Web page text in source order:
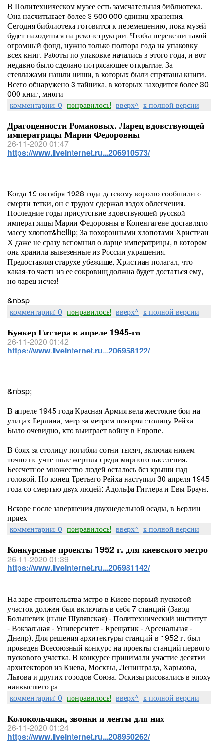
В Политехническом музее есть замечательная библиотека.
Она насчитывает более 3 500 000 единиц хранения.
Сегодня библиотека готовится к перемещению, пока музей
будет находиться на реконструкции. Чтобы перевезти такой
огромный фонд, нужно только полтора года на упаковку
всех книг. Работы по упаковке начались в этого года, и вот
недавно было сделано потрясающее открытие. За
стеллажами нашли ниши, в которых были спрятаны книги.
Всего обнаружено 3 тайника, в которых находится более 30
000 книг, многи
комментарии: 0 понравилось! вверх^ к полной версии
Драгоценности Романовых. Ларец вдовствующей
императрицы Марии Федоровны
26-11-2020 01:47
https://www.liveinternet.ru...206910573/
Когда 19 октября 1928 года датскому королю сообщили о
смерти тетки, он с трудом сдержал вздох облегчения.
Последние годы присутствие вдовствующей русской
императрицы Марии Федоровны в Копенгагене доставляло
массу хлопот&hellip; За похоронными хлопотами Христиан
Х даже не сразу вспомнил о ларце императрицы, в котором
она хранила вывезенные из России украшения.
Предоставляя старухе убежище, Христиан полагал, что
какая-то часть из ее сокровищ должна будет достаться ему,
но ларец исчез!
&nbsp
комментарии: 0 понравилось! вверх^ к полной версии
Бункер Гитлера в апреле 1945-го
26-11-2020 01:42
https://www.liveinternet.ru...206958122/
&nbsp;
В апреле 1945 года Красная Армия вела жестокие бои на
улицах Берлина, метр за метром покоряя столицу Рейха.
Было очевидно, кто выиграет войну в Европе.
В боях за столицу погибли сотни тысяч, включая никем
точно не учтенные жертвы среди мирного населения.
Бессчетное множество людей осталось без крыши над
головой. Но конец Третьего Рейха наступил 30 апреля 1945
года со смертью двух людей: Адольфа Гитлера и Евы Браун.
Вскоре после завершения двухнедельной осады, в Берлин
приех
комментарии: 0 понравилось! вверх^ к полной версии
Конкурсные проекты 1952 г. для киевского метро
26-11-2020 01:39
https://www.liveinternet.ru...206981142/
На заре строительства метро в Киеве первый пусковой
участок должен был включать в себя 7 станций (Завод
Большевик (ныне Шулявская) - Политехнический институт
- Вокзальная - Университет - Крещатик - Арсенальная -
Днепр). Для решения архитектуры станций в 1952 г. был
проведен Всесоюзный конкурс на проекты станций первого
пускового участка. В конкурсе принимали участие десятки
архитекторов из Киева, Москвы, Ленинграда, Харькова,
Львова и других городов Союза. Эскизы рисовались в эпоху
наивысшего ра
комментарии: 0 понравилось! вверх^ к полной версии
Колокольчики, звонки и ленты для них
26-11-2020 01:24
https://www.liveinternet.ru...208950262/